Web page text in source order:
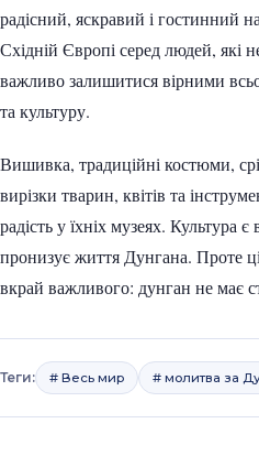
радісний, яскравий і гостинний
Східній Європі серед людей, які
важливо залишитися вірними
та культуру.
Вишивка, традиційні костюми,
вирізки тварин, квітів та
радість у їхніх музеях.
пронизує життя Дунгана. Проте
вкрай важливого: дунган не має
Теги: # Весь мир # молитва за